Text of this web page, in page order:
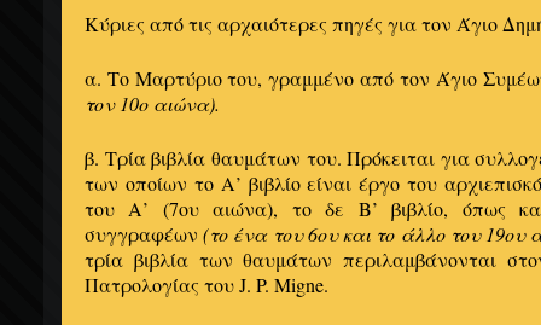
Κύριες από τις αρχαιότερες πηγές για τον Άγιο
α. Το Μαρτύριο του, γραμμένο από τον Άγιο
τον 10ο αιώνα).
β. Τρία βιβλία θαυμάτων του. Πρόκειται για
των οποίων το Α’ βιβλίο είναι έργο του
του Α’ (7ου αιώνα), το δε Β’ βιβλίο, όπως
συγγραφέων(το ένα του 6ου και το άλλο του 19ου
τρία βιβλία των θαυμάτων περιλαμβάνονται
Πατρολογίας του J. P. Migne.